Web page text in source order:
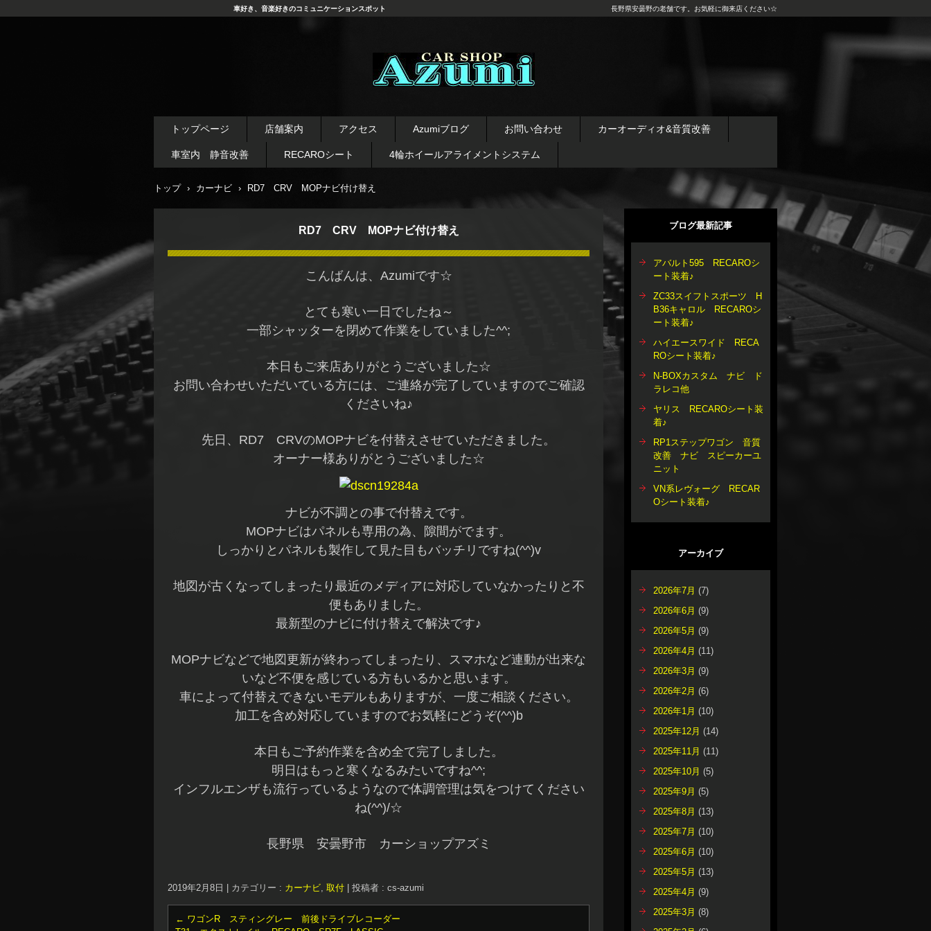
イール デッドニング カーオ
ーディオ レカロシート
車好き、音楽好きのコミュニケーションスポット 長野県安曇野の老舗です。お気軽に御来店ください☆
トップページ 店舗案内 アクセス Azumiブログ お問い合わせ カーオーディオ&音質改善
車室内 静音改善 RECAROシート 4輪ホイールアライメントシステム
トップ › カーナビ › RD7 CRV MOPナビ付け替え
RD7 CRV MOPナビ付け替え
こんばんは、Azumiです☆
とても寒い一日でしたね～
一部シャッターを閉めて作業をしていました^^;
本日もご来店ありがとうございました☆
お問い合わせいただいている方には、ご連絡が完了していますのでご確認
くださいね♪
先日、RD7 CRVのMOPナビを付替えさせていただきました。
オーナー様ありがとうございました☆
ナビが不調との事で付替えです。
MOPナビはパネルも専用の為、隙間がでます。
しっかりとパネルも製作して見た目もバッチリですね(^^)v
地図が古くなってしまったり最近のメディアに対応していなかったりと不
便もありました。
最新型のナビに付け替えで解決です♪
MOPナビなどで地図更新が終わってしまったり、スマホなど連動が出来な
いなど不便を感じている方もいるかと思います。
車によって付替えできないモデルもありますが、一度ご相談ください。
加工を含め対応していますのでお気軽にどうぞ(^^)b
本日もご予約作業を含め全て完了しました。
明日はもっと寒くなるみたいですね^^;
インフルエンザも流行っているようなので体調管理は気をつけてください
ね(^^)/☆
長野県 安曇野市 カーショップアズミ
2019年2月8日 カテゴリー : カーナビ, 取付 投稿者 : cs-azumi
← ワゴンR スティングレー 前後ドライブレコーダー
ブログ最新記事
アバルト595 RECAROシ
ート装着♪
ZC33スイフトスポーツ H
B36キャロル RECAROシ
ート装着♪
ハイエースワイド RECA
ROシート装着♪
N-BOXカスタム ナビ ド
ラレコ他
ヤリス RECAROシート装
着♪
RP1ステップワゴン 音質
改善 ナビ スピーカーユ
ニット
VN系レヴォーグ RECAR
Oシート装着♪
アーカイブ
2026年7月 (7)
2026年6月 (9)
2026年5月 (9)
2026年4月 (11)
2026年3月 (9)
2026年2月 (6)
2026年1月 (10)
2025年12月 (14)
2025年11月 (11)
2025年10月 (5)
2025年9月 (5)
2025年8月 (13)
2025年7月 (10)
2025年6月 (10)
2025年5月 (13)
2025年4月 (9)
2025年3月 (8)